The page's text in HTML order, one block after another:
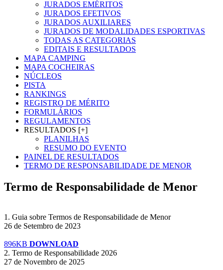
JURADOS EMÉRITOS
JURADOS EFETIVOS
JURADOS AUXILIARES
JURADOS DE MODALIDADES ESPORTIVAS
TODAS AS CATEGORIAS
EDITAIS E RESULTADOS
MAPA CAMPING
MAPA COCHEIRAS
NÚCLEOS
PISTA
RANKINGS
REGISTRO DE MÉRITO
FORMULÁRIOS
REGULAMENTOS
RESULTADOS [+]
PLANILHAS
RESUMO DO EVENTO
PAINEL DE RESULTADOS
TERMO DE RESPONSABILIDADE DE MENOR
Termo de Responsabilidade de Menor
1. Guia sobre Termos de Responsabilidade de Menor
26 de Setembro de 2023
896KB DOWNLOAD
2. Termo de Responsabilidade 2026
27 de Novembro de 2025